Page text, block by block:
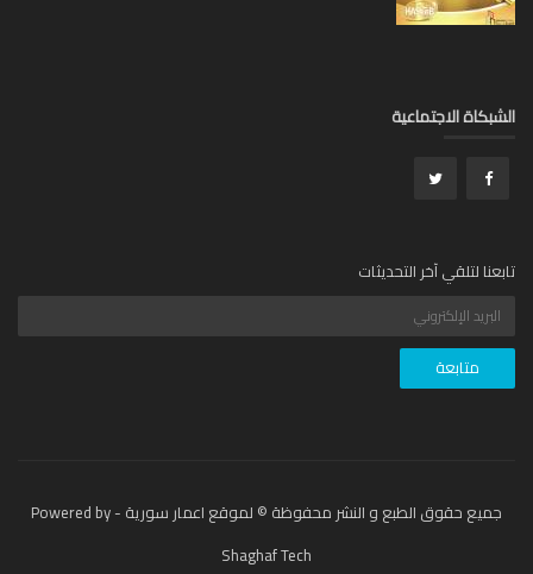
الاجتماعية
لتلقي آخر التحديثات
جميع حقوق الطبع و النشر محفوظة © لموقع اعمار سورية - Powered by
Shaghaf Tech